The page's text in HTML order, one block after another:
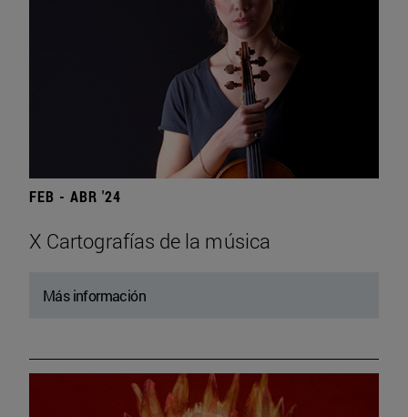
FEB - ABR '24
X Cartografías de la música
Más información